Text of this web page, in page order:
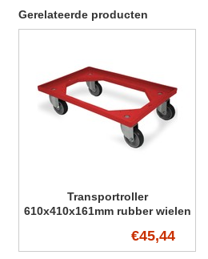
Gerelateerde producten
Transportroller
610x410x161mm rubber wielen
€45,44